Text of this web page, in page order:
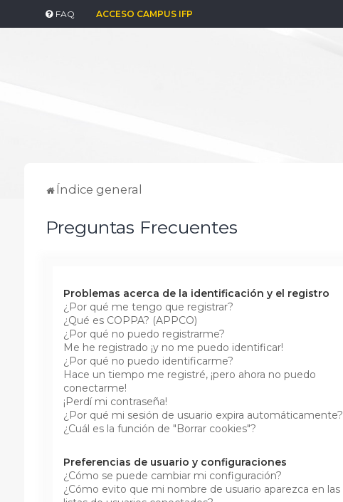
FAQ ACCESO CAMPUS IFP
Índice general
Preguntas Frecuentes
Problemas acerca de la identificación y el registro
¿Por qué me tengo que registrar?
¿Qué es COPPA? (APPCO)
¿Por qué no puedo registrarme?
Me he registrado ¡y no me puedo identificar!
¿Por qué no puedo identificarme?
Hace un tiempo me registré, ¡pero ahora no puedo
conectarme!
¡Perdí mi contraseña!
¿Por qué mi sesión de usuario expira automáticamente?
¿Cuál es la función de "Borrar cookies"?
Preferencias de usuario y configuraciones
¿Cómo se puede cambiar mi configuración?
¿Cómo evito que mi nombre de usuario aparezca en las